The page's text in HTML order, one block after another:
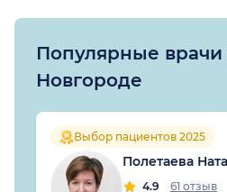
Популярные
Новгороде
Выбор пациентов 2025
Полетаева
4.9
61 отзыв